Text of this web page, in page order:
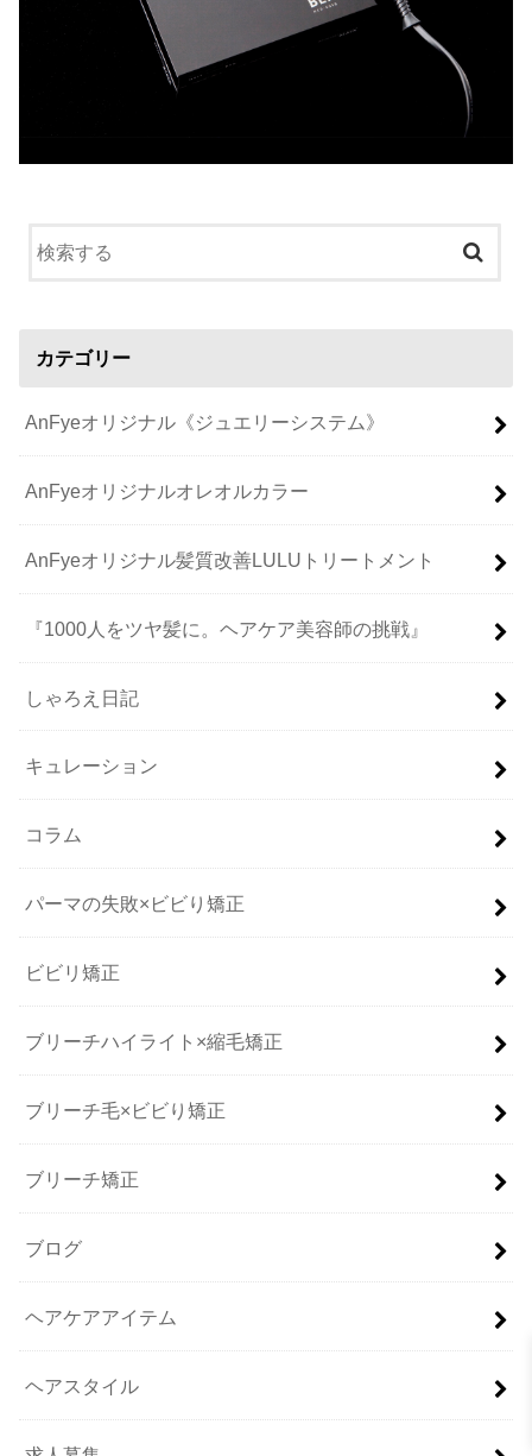
カテゴリー
AnFyeオリジナル《ジュエリーシステム》
AnFyeオリジナルオレオルカラー
AnFyeオリジナル髪質改善LULUトリートメント
『1000人をツヤ髪に。ヘアケア美容師の挑戦』
しゃろえ日記
キュレーション
コラム
パーマの失敗×ビビり矯正
ビビリ矯正
ブリーチハイライト×縮毛矯正
ブリーチ毛×ビビり矯正
ブリーチ矯正
ブログ
ヘアケアアイテム
ヘアスタイル